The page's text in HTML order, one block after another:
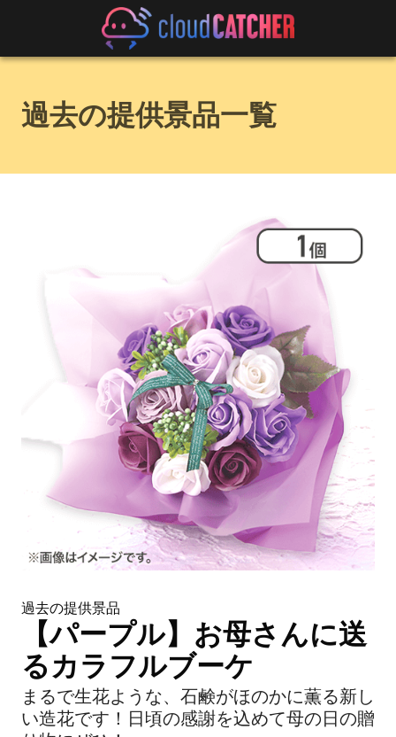
過去の提供景品一覧
過去の提供景品
【パープル】お母さんに送
るカラフルブーケ
まるで生花ような、石鹸がほのかに薫る新し
い造花です！日頃の感謝を込めて母の日の贈